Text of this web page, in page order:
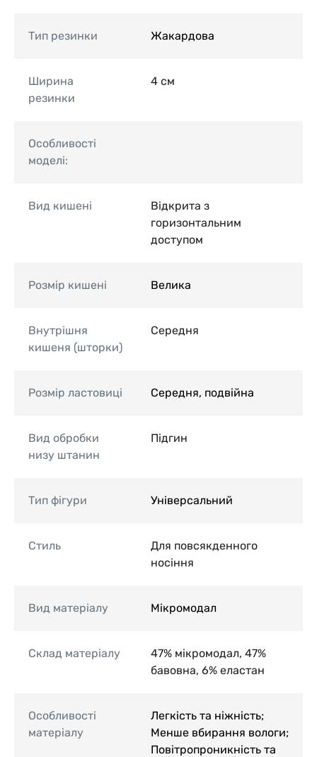
Тип резинки Жакардова
Ширина
резинки
4 см
Особливості
моделі:
Вид кишені
Відкрита з
горизонтальним
доступом
Розмір кишені Велика
Внутрішня
кишеня (шторки)
Середня
Розмір ластовиці Середня, подвійна
Вид обробки
низу штанин
Підгин
Тип фігури Універсальний
Стиль
Для повсякденного
носіння
Вид матеріалу Мікромодал
Склад матеріалу
47% мікромодал, 47%
бавовна, 6% еластан
Особливості
матеріалу
Легкість та ніжність;
Менше вбирання вологи;
Повітропроникність та